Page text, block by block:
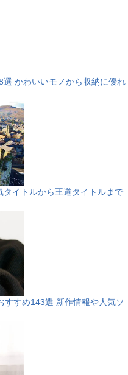
かわいいモノから収納に優れ
イトルから王道タイトルまで
すすめ143選 新作情報や人気ソ